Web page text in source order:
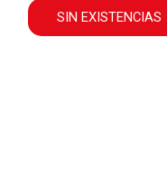
SIN EXISTENCIAS